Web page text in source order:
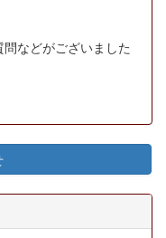
などがございました